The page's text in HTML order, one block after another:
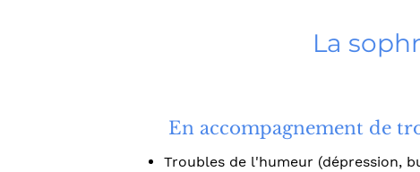
La
En accompagnement de
Troubles de l'humeur (dépression,